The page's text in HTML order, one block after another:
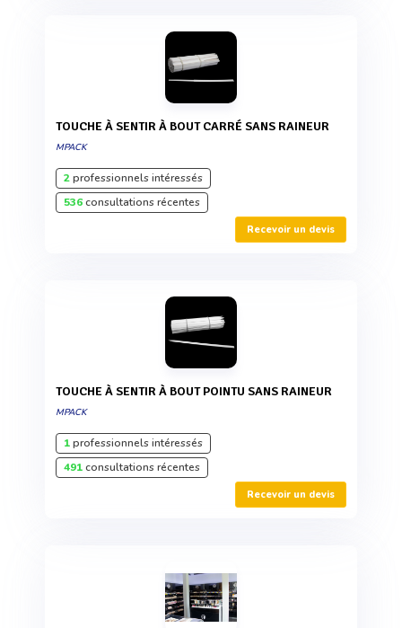
TOUCHE À SENTIR À BOUT CARRÉ SANS RAINEUR
MPACK
2professionnels intéressés
536consultations récentes
Recevoir un devis
TOUCHE À SENTIR À BOUT POINTU SANS RAINEUR
MPACK
1professionnels intéressés
491consultations récentes
Recevoir un devis